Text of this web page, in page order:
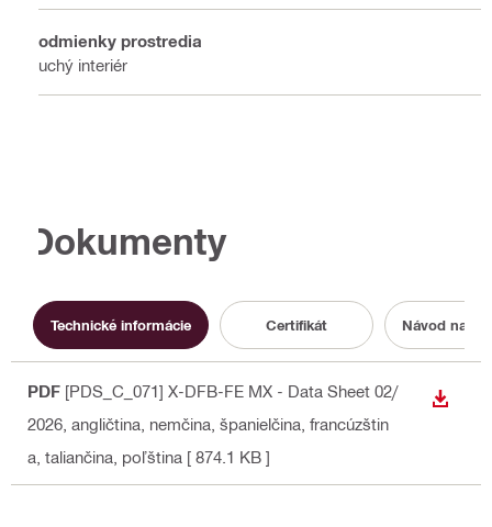
Podmienky prostredia
Suchý interiér
Dokumenty
Technické informácie Certifikát Návod na
PDF [PDS_C_071] X-DFB-FE MX - Data Sheet 02/
2026 , angličtina, nemčina, španielčina, francúzštin
a, taliančina, poľština [ 874.1 KB ]